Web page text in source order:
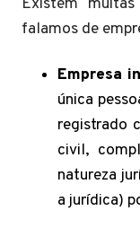
falamos de
Empresa
única
registrado
civil,
natureza
a jurídica)